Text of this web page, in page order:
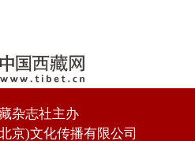
杂志社主办
京)文化传播有限公司